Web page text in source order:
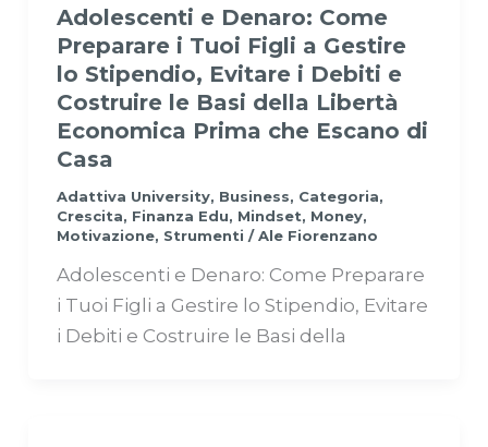
Adolescenti e Denaro: Come
Preparare i Tuoi Figli a Gestire
lo Stipendio, Evitare i Debiti e
Costruire le Basi della Libertà
Economica Prima che Escano di
Casa
Adattiva University, Business, Categoria,
Crescita, Finanza Edu, Mindset, Money,
Motivazione, Strumenti /Ale Fiorenzano
Adolescenti e Denaro: Come Preparare
i Tuoi Figli a Gestire lo Stipendio, Evitare
i Debiti e Costruire le Basi della